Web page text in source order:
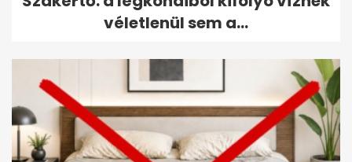
véletlenül sem a...